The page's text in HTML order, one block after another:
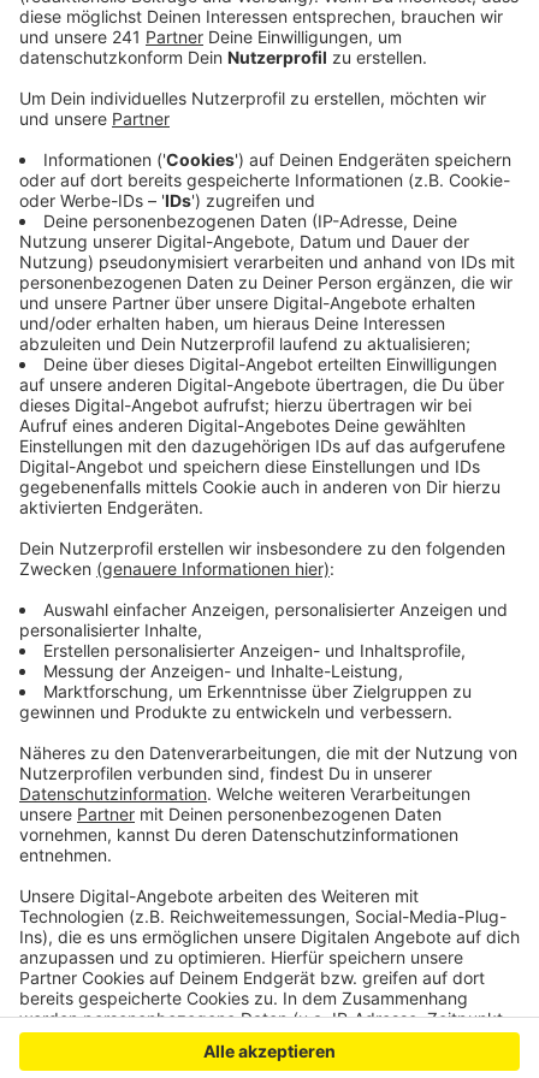
Anzeige
anders. Der BND plant demnach, dort ein neues
Zentrum aufzubauen.
Die alte "Zentralstelle für das Chiffrierwesen"
in Bonn-Mehlem soll zum "Krypto-Cyber-
Technologiezentrum" werden
Anzeige
Der Nachrichtendienst will künftig Künstliche
Intelligenz, Quantencomputer und andere
Technologien für Spionage nutzen. Es soll ein „Krypto-
Cyber-Technologiezentrum“ werden, kurz KCT. Dort
soll es um Forschung gehen und darum, digitale
Verschlüsselungen zu knacken. Der BND wollte sich
dazu nicht äußern. Vermutlich will der
Nachrichtendienst auch von der Nähe zum Bonner
Bundesamt für Sicherheit in der Informationstechnik
und zur Cyber-Abteilung der Bundeswehr profitieren.
Anzeige